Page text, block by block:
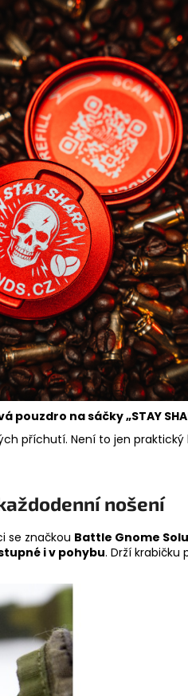
pouzdro na sáčky „STAY
příchutí. Není to jen praktický
nošení
se značkou Battle Gnome
i v pohybu. Drží
259 Kč